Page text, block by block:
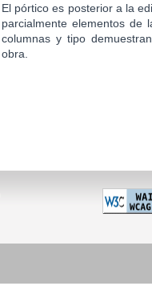
El pórtico es posterior a la
parcialmente elementos de
columnas y tipo
obra.